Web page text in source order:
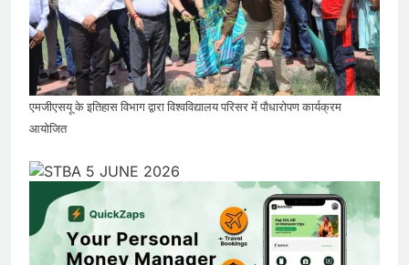
एमजीएसयू के इतिहास विभाग द्वारा विश्वविद्यालय परिसर में पौधारोपण कार्यक्रम
आयोजित